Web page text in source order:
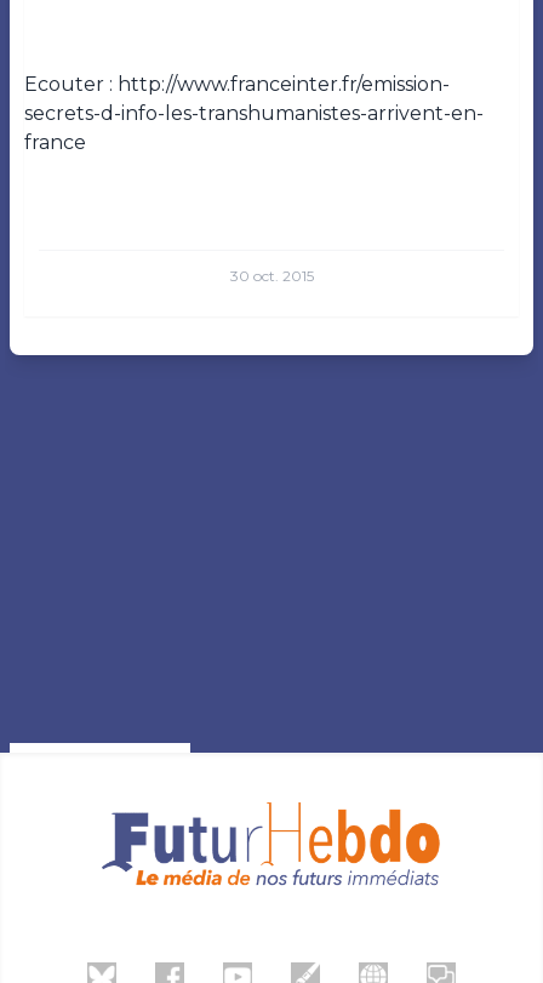
Ecouter : http://www.franceinter.fr/emission-
secrets-d-info-les-transhumanistes-arrivent-en-
france
30 oct. 2015